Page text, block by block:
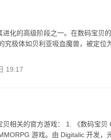
化的高级阶段之一。在数码宝贝
究极体如贝利亚吸血魔兽，被定位
19:17
贝相关的官方游戏： 1. 《数码宝
游戏。由 Digitalic 开发，